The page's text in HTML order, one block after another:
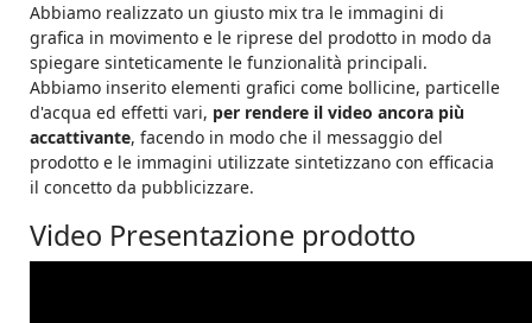
Abbiamo realizzato un giusto mix tra le immagini di
grafica in movimento e le riprese del prodotto in modo da
spiegare sinteticamente le funzionalità principali.
Abbiamo inserito elementi grafici come bollicine, particelle
d'acqua ed effetti vari, per rendere il video ancora più
accattivante, facendo in modo che il messaggio del
prodotto e le immagini utilizzate sintetizzano con efficacia
il concetto da pubblicizzare.
Video Presentazione prodotto